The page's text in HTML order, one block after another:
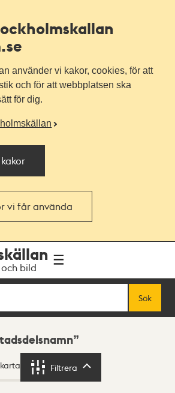
använder vi kakor, cookies, för att
och för att webbplatsen ska
för dig.
vi får använda
bild
Sök
Filtrera